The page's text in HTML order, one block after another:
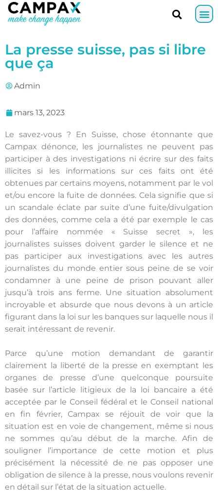
La presse suisse, pas si libre
que ça
Admin
mars 13, 2023
Le savez-vous ? En Suisse, chose étonnante que
Campax dénonce, les journalistes ne peuvent pas
participer à des investigations ni écrire sur des faits
illicites si les informations sur ces faits ont été
obtenues par certains moyens, notamment par le vol
et/ou encore la fuite de données. Cela signifie que si
un scandale éclate par suite d’une fuite/divulgation
des données, comme cela a été par exemple le cas
pour l’affaire nommée « Suisse secret », les
journalistes suisses doivent garder le silence et ne
pas participer aux investigations avec les autres
journalistes du monde entier sous peine de se voir
condamner à une peine de prison pouvant aller
jusqu’à trois ans ferme. Une situation absolument
incroyable et absurde que nous devons à un article
figurant dans la loi sur les banques sur laquelle nous il
serait intéressant de revenir.
Parce qu’une motion demandant de garantir
clairement la liberté de la presse en exemptant les
organes de presse d’une quelconque poursuite
basée sur l’article litigieux de la loi bancaire a été
acceptée par le Conseil fédéral et le Conseil national
en fin février, Campax se réjouit de voir que la
situation est en voie de changement, même si nous
ne sommes qu’au début de la marche. Afin de
souligner l’importance de cette motion et plus
précisément la nécessité de ne pas opposer une
obligation de silence à la presse, nous voulons revenir
en détail sur l’état de la situation actuelle.